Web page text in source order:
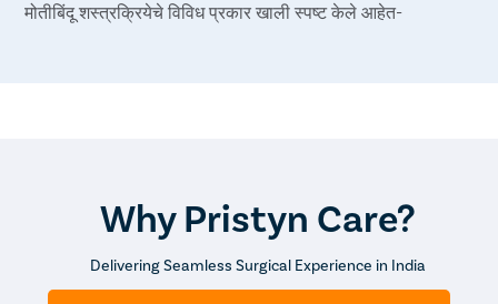
मोतीबिंदू शस्त्रक्रियेचे विविध प्रकार खाली स्पष्ट केले आहेत-
स्क्लेरामध्ये केलेला चीरा सुमारे 10-12 मिमी आहे.
इंट्राकॅप्सुलर मोतीबिंदू एक्सट्रॅक्शन- या तंत्रात संपूर्ण लेन्स आणि
मोतीबिंदू काढल्यानंतर, सिवनांच्या सहाय्याने डोळ्यात आधीच्या
चेंबरच्या लेन्सचे रोपण केले जाते.
Why Pristyn Care?
Delivering Seamless Surgical Experience in India